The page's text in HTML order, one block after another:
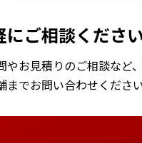
にご相談くださ
お見積りのご相談など、
までお問い合わせくださ